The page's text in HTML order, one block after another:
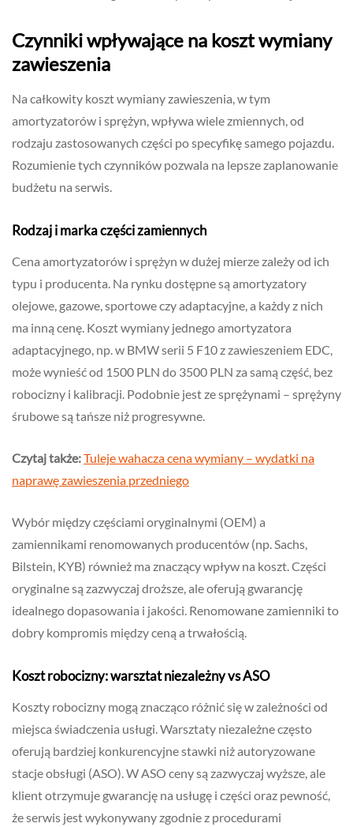
Czynniki wpływające na koszt wymiany
zawieszenia
Na całkowity koszt wymiany zawieszenia, w tym
amortyzatorów i sprężyn, wpływa wiele zmiennych, od
rodzaju zastosowanych części po specyfikę samego pojazdu.
Rozumienie tych czynników pozwala na lepsze zaplanowanie
budżetu na serwis.
Rodzaj i marka części zamiennych
Cena amortyzatorów i sprężyn w dużej mierze zależy od ich
typu i producenta. Na rynku dostępne są amortyzatory
olejowe, gazowe, sportowe czy adaptacyjne, a każdy z nich
ma inną cenę. Koszt wymiany jednego amortyzatora
adaptacyjnego, np. w BMW serii 5 F10 z zawieszeniem EDC,
może wynieść od 1500 PLN do 3500 PLN za samą część, bez
robocizny i kalibracji. Podobnie jest ze sprężynami – sprężyny
śrubowe są tańsze niż progresywne.
Czytaj także:Tuleje wahacza cena wymiany – wydatki na
naprawę zawieszenia przedniego
Wybór między częściami oryginalnymi (OEM) a
zamiennikami renomowanych producentów (np. Sachs,
Bilstein, KYB) również ma znaczący wpływ na koszt. Części
oryginalne są zazwyczaj droższe, ale oferują gwarancję
idealnego dopasowania i jakości. Renomowane zamienniki to
dobry kompromis między ceną a trwałością.
Koszt robocizny: warsztat niezależny vs ASO
Koszty robocizny mogą znacząco różnić się w zależności od
miejsca świadczenia usługi. Warsztaty niezależne często
oferują bardziej konkurencyjne stawki niż autoryzowane
stacje obsługi (ASO). W ASO ceny są zazwyczaj wyższe, ale
klient otrzymuje gwarancję na usługę i części oraz pewność,
że serwis jest wykonywany zgodnie z procedurami